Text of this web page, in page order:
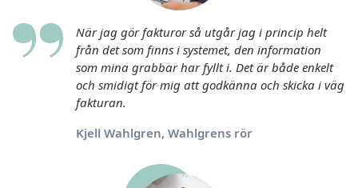
När jag gör fakturor så utgår jag i princip helt
från det som finns i systemet, den information
som mina grabbar har fyllt i. Det är både enkelt
och smidigt för mig att godkänna och skicka i väg
fakturan.
Kjell Wahlgren, Wahlgrens rör